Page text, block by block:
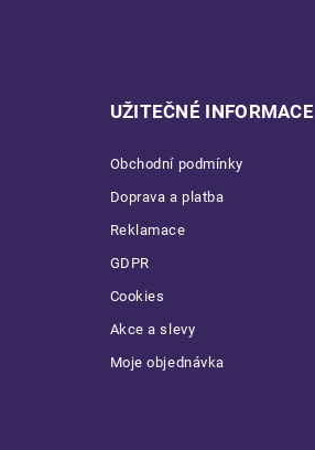
UŽITEČNÉ INFORMACE
Obchodní podmínky
Doprava a platba
Reklamace
GDPR
Cookies
Akce a slevy
Moje objednávka